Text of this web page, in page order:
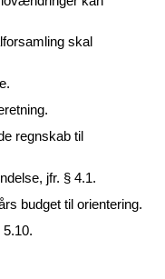
skal
regnskab til
jfr. § 4.1.
budget til orientering.